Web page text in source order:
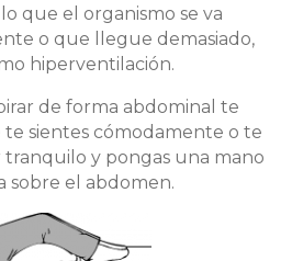
que el organismo se va
o que llegue demasiado,
hiperventilación.
de forma abdominal te
sientes cómodamente o te
y pongas una mano
sobre el abdomen.